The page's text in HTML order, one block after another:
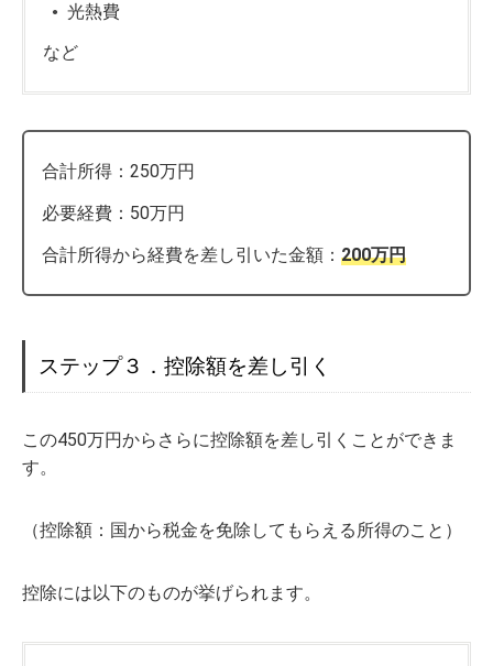
光熱費
など
合計所得：250万円
必要経費：50万円
合計所得から経費を差し引いた金額：200万円
ステップ３．控除額を差し引く
この450万円からさらに控除額を差し引くことができま
す。
（控除額：国から税金を免除してもらえる所得のこと）
控除には以下のものが挙げられます。